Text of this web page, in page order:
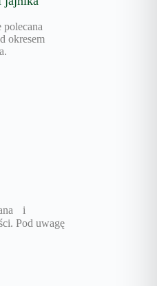
polecana
okresem
i
Pod uwagę